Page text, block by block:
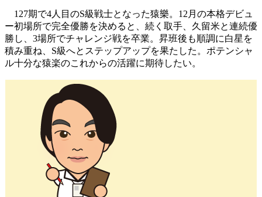
127期で4人目のS級戦士となった猿樂。12月の本格デビュ
ー初場所で完全優勝を決めると、続く取手、久留米と連続優
勝し、3場所でチャレンジ戦を卒業。昇班後も順調に白星を
積み重ね、S級へとステップアップを果たした。ポテンシャ
ル十分な猿楽のこれからの活躍に期待したい。